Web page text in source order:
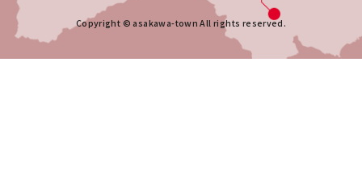
Copyright © asakawa-town All rights reserved.